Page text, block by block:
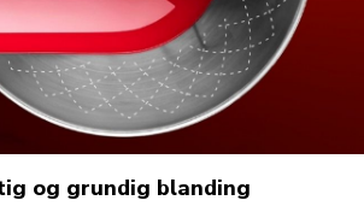
og grundig blanding